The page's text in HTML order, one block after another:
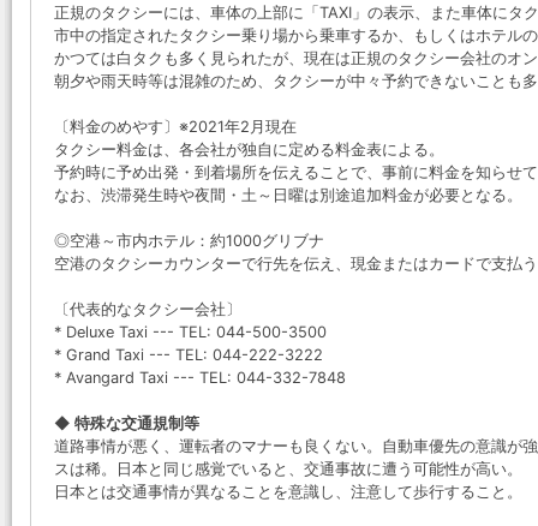
正規のタクシーには、車体の上部に「TAXI」の表示、また車体にタ
市中の指定されたタクシー乗り場から乗車するか、もしくはホテル
かつては白タクも多く見られたが、現在は正規のタクシー会社のオ
朝夕や雨天時等は混雑のため、タクシーが中々予約できないことも
〔料金のめやす〕※2021年2月現在
タクシー料金は、各会社が独自に定める料金表による。
予約時に予め出発・到着場所を伝えることで、事前に料金を知らせ
なお、渋滞発生時や夜間・土～日曜は別途追加料金が必要となる。
◎空港～市内ホテル：約1000グリブナ
空港のタクシーカウンターで行先を伝え、現金またはカードで支払う
〔代表的なタクシー会社〕
* Deluxe Taxi --- TEL: 044-500-3500
* Grand Taxi --- TEL: 044-222-3222
* Avangard Taxi --- TEL: 044-332-7848
◆ 特殊な交通規制等
道路事情が悪く、運転者のマナーも良くない。自動車優先の意識が
スは稀。日本と同じ感覚でいると、交通事故に遭う可能性が高い。
日本とは交通事情が異なることを意識し、注意して歩行すること。